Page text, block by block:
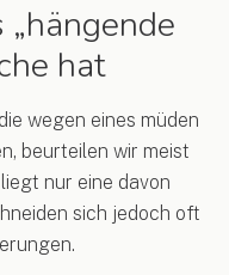
hat
wegen eines müden
beurteilen wir meist
nur eine davon
sich jedoch oft